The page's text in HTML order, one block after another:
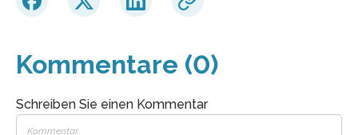
Kommentare (0)
Schreiben Sie einen Kommentar